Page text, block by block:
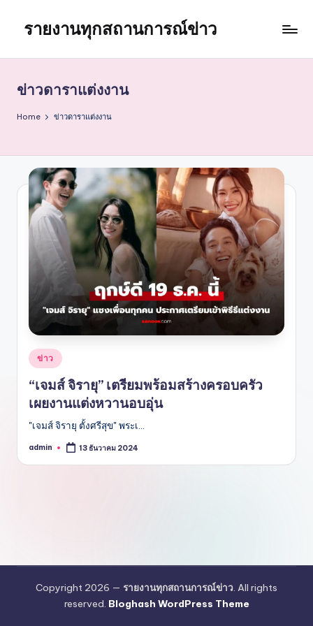
content
รายงานทุกสถานการณ์ข่าว
ข่าวดาราแต่งงาน
Home ข่าวดาราแต่งงาน
Posted
in
ข่าว
“เจมส์ จิรายุ” เตรียมพร้อมสร้างครอบครัว
เผยงานแต่งหวานอบอุ่น
"เจมส์ จิรายุ ตั้งศรีสุข" พระเ…
Posted
admin 13 ธันวาคม 2024
Copyright 2026 — รายงานทุกสถานการณ์ข่าว. All rights
reserved. Bloghash WordPress Theme